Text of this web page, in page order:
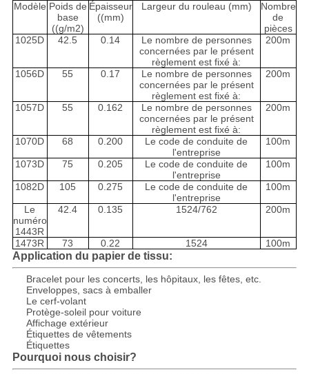
Modèle Poids de
base
((g/m2)
Épaisseur
((mm)
Largeur du rouleau (mm)
Nombre
de
pièces
1025D
42.5 0.14
Le nombre de personnes
concernées par le présent
règlement est fixé à:
200m
1056D 55 0.17
Le nombre de personnes
concernées par le présent
règlement est fixé à:
200m
1057D 55 0.162
Le nombre de personnes
concernées par le présent
règlement est fixé à:
200m
1070D 68 0.200
Le code de conduite de
l'entreprise
100m
1073D 75 0.205
Le code de conduite de
l'entreprise
100m
1082D 105 0.275
Le code de conduite de
l'entreprise
100m
Le
numéro
1443R
42.4 0.135 1524/762 200m
1473R 73 0.22 1524 100m
Application du papier de tissu:
Bracelet pour les concerts, les hôpitaux, les fêtes, etc.
Enveloppes, sacs à emballer
Le cerf-volant
Protège-soleil pour voiture
Affichage extérieur
Étiquettes de vêtements
Étiquettes
Pourquoi nous choisir?